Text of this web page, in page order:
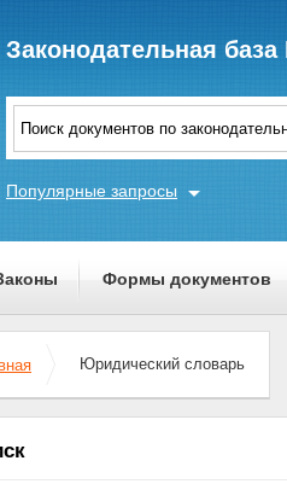
Законодательная
Популярные запросы
Формы документов
Юридический словарь